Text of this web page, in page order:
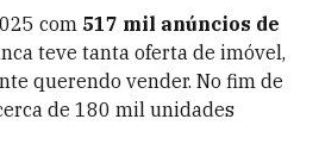
com 517 mil anúncios de
teve tanta oferta de imóvel,
querendo vender. No fim de
de 180 mil unidades